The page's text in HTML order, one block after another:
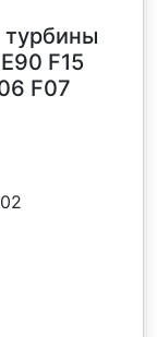
турбины
F15
F07